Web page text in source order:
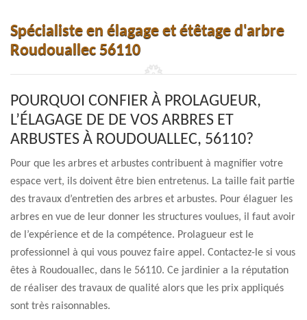
Spécialiste en élagage et étêtage d'arbre
Roudouallec 56110
POURQUOI CONFIER À PROLAGUEUR,
L’ÉLAGAGE DE DE VOS ARBRES ET
ARBUSTES À ROUDOUALLEC, 56110?
Pour que les arbres et arbustes contribuent à magnifier votre
espace vert, ils doivent être bien entretenus. La taille fait partie
des travaux d’entretien des arbres et arbustes. Pour élaguer les
arbres en vue de leur donner les structures voulues, il faut avoir
de l’expérience et de la compétence. Prolagueur est le
professionnel à qui vous pouvez faire appel. Contactez-le si vous
êtes à Roudouallec, dans le 56110. Ce jardinier a la réputation
de réaliser des travaux de qualité alors que les prix appliqués
sont très raisonnables.